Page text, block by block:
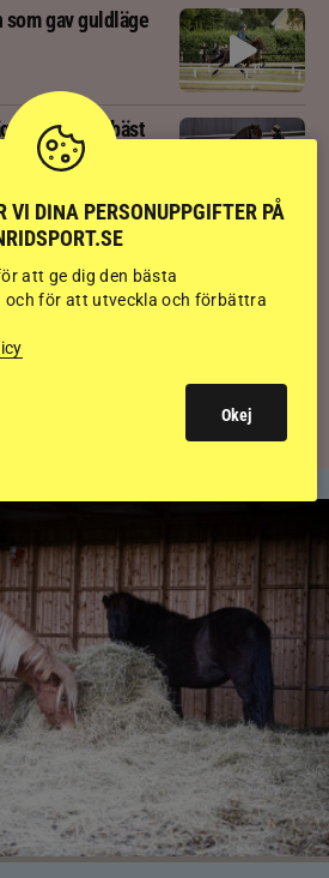
gav guldläge
hingsten bäst
dotterns
högst bedömda
VI DINA PERSONUPPGIFTER PÅ
att ge dig den bästa
och för att utveckla och förbättra
Okej